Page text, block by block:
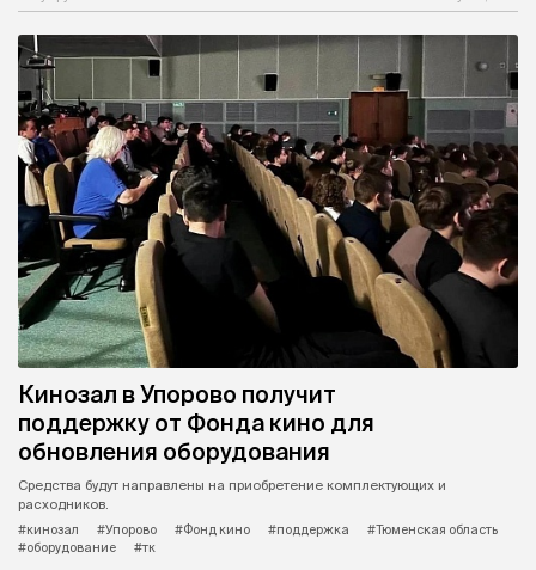
Кинозал в Упорово получит
поддержку от Фонда кино для
обновления оборудования
Средства будут направлены на приобретение комплектующих и
расходников.
#кинозал
#Упорово #Фонд кино #поддержка
#Тюменская область
#оборудование
#тк